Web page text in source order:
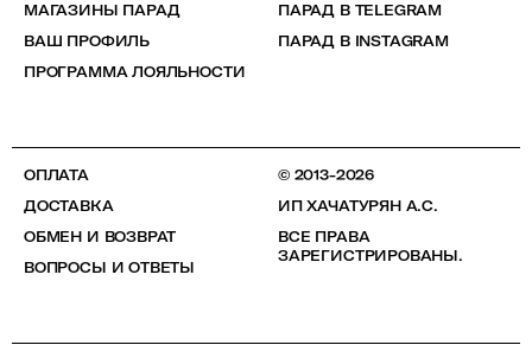
МАГАЗИНЫ ПАРАД
ВАШ ПРОФИЛЬ
ПРОГРАММА ЛОЯЛЬНОСТИ
ПАРАД В TELEGRAM
ПАРАД В INSTAGRAM
ОПЛАТА
ДОСТАВКА
ОБМЕН И ВОЗВРАТ
ВОПРОСЫ И ОТВЕТЫ
© 2013-2026
ИП ХАЧАТУРЯН А.С.
ВСЕ ПРАВА
ЗАРЕГИСТРИРОВАНЫ.